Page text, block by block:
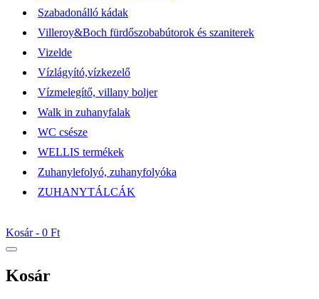
Szabadonálló kádak
Villeroy&Boch fürdőszobabútorok és szaniterek
Vizelde
Vízlágyító,vízkezelő
Vízmelegítő, villany boljer
Walk in zuhanyfalak
WC csésze
WELLIS termékek
Zuhanylefolyó, zuhanyfolyóka
ZUHANYTÁLCÁK
Kosár - 0 Ft
Kosár